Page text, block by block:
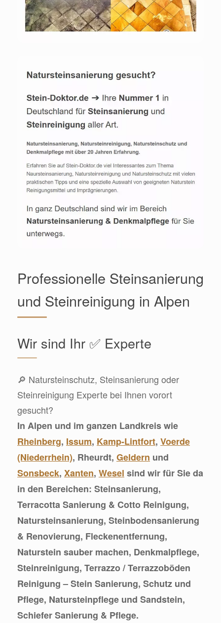
Professionelle Steinsanierung
und Steinreinigung in Alpen
Wir sind Ihr ✅ Experte
🔎 Natursteinschutz, Steinsanierung oder
Steinreinigung Experte bei Ihnen vorort
gesucht?
In Alpen und im ganzen Landkreis wie
Rheinberg, Issum, Kamp-Lintfort, Voerde
(Niederrhein), Rheurdt, Geldern und
Sonsbeck, Xanten, Wesel sind wir für Sie da
in den Bereichen: Steinsanierung,
Terracotta Sanierung & Cotto Reinigung,
Natursteinsanierung, Steinbodensanierung
& Renovierung, Fleckenentfernung,
Naturstein sauber machen, Denkmalpflege,
Steinreinigung, Terrazzo / Terrazzoböden
Reinigung – Stein Sanierung, Schutz und
Pflege, Natursteinpflege und Sandstein,
Schiefer Sanierung & Pflege.